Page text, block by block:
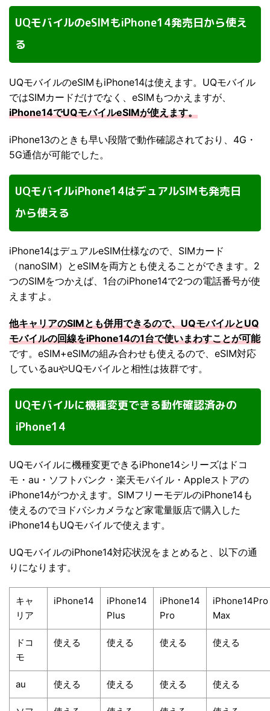
UQモバイルのeSIMもiPhone14発売日から使え
る
UQモバイルのeSIMもiPhone14は使えます。UQモバイル
ではSIMカードだけでなく、eSIMもつかえますが、
iPhone14でUQモバイルeSIMが使えます。
iPhone13のときも早い段階で動作確認されており、4G・
5G通信が可能でした。
UQモバイルiPhone14はデュアルSIMも発売日
から使える
iPhone14はデュアルeSIM仕様なので、SIMカード
（nanoSIM）とeSIMを両方とも使えることができます。2
つのSIMをつかえば、1台のiPhone14で2つの電話番号が使
えますよ。
他キャリアのSIMとも併用できるので、UQモバイルとUQ
モバイルの回線をiPhone14の1台で使いまわすことが可能
です。eSIM+eSIMの組み合わせも使えるので、eSIM対応
しているauやUQモバイルと相性は抜群です。
UQモバイルに機種変更できる動作確認済みの
iPhone14
UQモバイルに機種変更できるiPhone14シリーズはドコ
モ・au・ソフトバンク・楽天モバイル・Appleストアの
iPhone14がつかえます。SIMフリーモデルのiPhone14も
使えるのでヨドバシカメラなど家電量販店で購入した
iPhone14もUQモバイルで使えます。
UQモバイルのiPhone14対応状況をまとめると、以下の通
りになります。
キャ
リア
iPhone14
iPhone14
Plus
iPhone14
Pro
iPhone14Pro
Max
ドコ
モ
使える 使える 使える 使える
au 使える 使える 使える 使える